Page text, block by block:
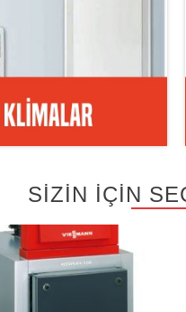
SİZİN İÇİN